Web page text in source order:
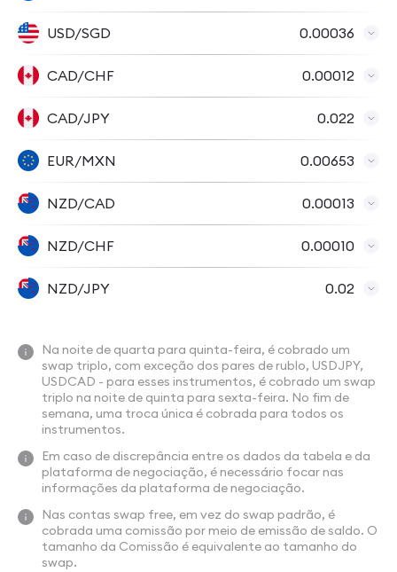
USD/SGD 0.00036
CAD/CHF 0.00012
CAD/JPY 0.022
EUR/MXN 0.00653
NZD/CAD 0.00013
NZD/CHF 0.00010
NZD/JPY 0.02
Na noite de quarta para quinta-feira, é cobrado um
swap triplo, com exceção dos pares de rublo, USDJPY,
USDCAD - para esses instrumentos, é cobrado um swap
triplo na noite de quinta para sexta-feira. No fim de
semana, uma troca única é cobrada para todos os
instrumentos.
Em caso de discrepância entre os dados da tabela e da
plataforma de negociação, é necessário focar nas
informações da plataforma de negociação.
Nas contas swap free, em vez do swap padrão, é
cobrada uma comissão por meio de emissão de saldo. O
tamanho da Comissão é equivalente ao tamanho do
swap.